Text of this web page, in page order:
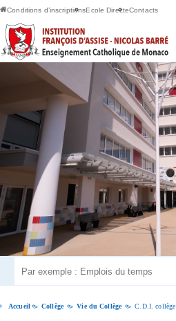
Conditions d’inscriptionsEcole DirecteContacts
Accueil > Collège > Vie du Collège > C.D.I. collège